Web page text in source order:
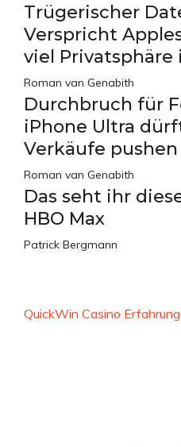
Trügerischer
Verspricht
viel Privatsphäre
Roman van Genabith
Durchbruch für
iPhone Ultra
Verkäufe pushen
Roman van Genabith
Das seht ihr
HBO Max
Patrick Bergmann
QuickWin Casino